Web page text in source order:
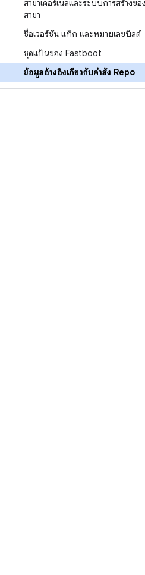
สาขาเคอร์เนลและระบบการสร้างของ
สาขา
ชื่อเวอร์ชัน แท็ก และหมายเลขบิลด์
ชุดแป้นของ Fastboot
ข้อมูลอ้างอิงเกี่ยวกับคำสั่ง Repo